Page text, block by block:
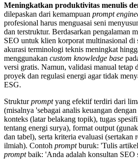
Meningkatkan produktivitas menulis
dilepaskan dari kemampuan prompt
profesional harus menguasai seni
dan terstruktur. Berdasarkan pengalaman
SEO untuk klien korporat multinasional di
akurasi terminologi teknis meningkat
menggunakan custom knowledge base
versi gratis. Namun, validasi manual tetap
proyek dan regulasi energi agar tidak
ESG.
Strukturpromptyang efektif terdiri dari
(misalnya 'sebagai analis keuangan
konteks (latar belakang topik), tugas
tentang energi surya), format output
dan tabel), serta kriteria evaluasi (sertakan
ilmiah). Contoh promptburuk: 'Tulis
promptbaik: 'Anda adalah konsultan SEO